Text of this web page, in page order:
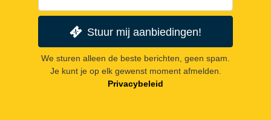
Stuur mij aanbiedingen!
We sturen alleen de beste berichten, geen spam.
Je kunt je op elk gewenst moment afmelden.
Privacybeleid